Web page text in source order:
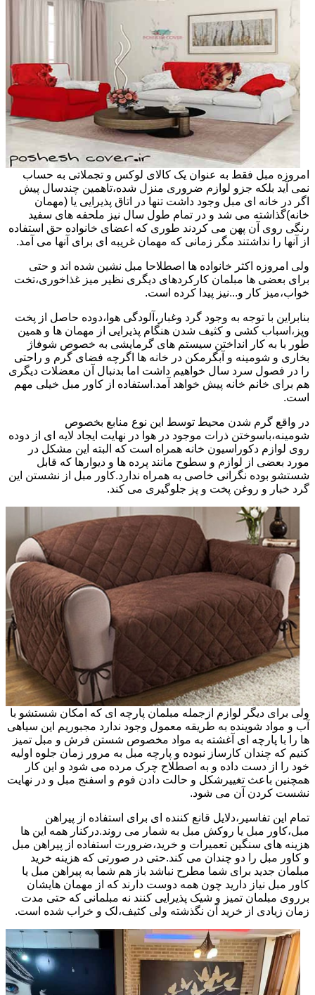
امروزه مبل فقط به عنوان یک کالای لوکس و تجملاتی به حساب
نمی آید بلکه جزو لوازم ضروری منزل شده،تاهمین چندسال پیش
اگر در خانه ای مبل وجود داشت تنها در اتاق پذیرایی یا (مهمان
خانه)گذاشته می شد و در تمام طول سال نیز ملحفه های سفید
رنگی روی آن پهن می کردند طوری که اعضای خانواده حق استفاده
از آنها را نداشتند مگر زمانی که مهمان غریبه ای برای آنها می آمد.
ولی امروزه اکثر خانواده ها اصطلاحا مبل نشین شده اند و حتی
برای بعضی ها مبلمان کارکردهای دیگری نظیر میز غذاخوری،تخت
خواب،میز کار و...نیز پیدا کرده است.
بنابراین با توجه به وجود گرد وغبار،آلودگی هوا،دوده حاصل از پخت
وپز،اسباب کشی و کثیف شدن هنگام پذیرایی از مهمان ها و همین
طور با به کار انداختن سیستم های گرمایشی به خصوص شوفاژ
بخاری و شومینه و آبگرمکن در خانه ها اگرچه فضای گرم و راحتی
را در فصول سرد سال خواهیم داشت اما بدنبال آن معضلات دیگری
هم برای خانم خانه پیش خواهد آمد.استفاده از کاور مبل خیلی مهم
است.
در واقع گرم شدن محیط توسط این نوع منابع بخصوص
شومینه،باسوختن ذرات موجود در هوا در نهایت ایجاد لایه ای از دوده
روی لوازم دکوراسیون خانه همراه است که البته این مشکل در
مورد بعضی از لوازم و سطوح مانند پرده ها و دیوارها که قابل
شستشو بوده نگرانی خاصی به همراه ندارد.کاور مبل از نشستن این
گرد خبار و روغن پخت و پز جلوگیری می کند.
ولی برای دیگر لوازم ازجمله مبلمان پارچه ای که امکان شستشو با
آب و مواد شوینده به طریقه معمول وجود ندارد مجبوریم این سیاهی
ها را با پارچه ای آغشته به مواد مخصوص شستن فرش و مبل تمیز
کنیم که چندان کارساز نبوده و پارچه مبل به مرور زمان جلوه اولیه
خود را از دست داده و به اصطلاح چرک مرده می شود و این کار
همچنین باعث تغییرشکل و حالت دادن فوم و اسفنج مبل و در نهایت
نشست کردن آن می شود.
تمام این تفاسیر،دلایل قانع کننده ای برای استفاده از پیراهن
مبل،کاور مبل یا روکش مبل به شمار می روند.درکنار همه این ها
هزینه های سنگین تعمیرات و خرید،ضرورت استفاده از پیراهن مبل
و کاور مبل را دو چندان می کند.حتی در صورتی که هزینه خرید
مبلمان جدید برای شما مطرح نباشد باز هم شما به پیراهن مبل یا
کاور مبل نیاز دارید چون همه دوست دارند که از مهمان هایشان
برروی مبلمان تمیز و شیک پذیرایی کنند نه مبلمانی که حتی مدت
زمان زیادی از خرید آن نگذشته ولی کثیف،لک و خراب شده است.